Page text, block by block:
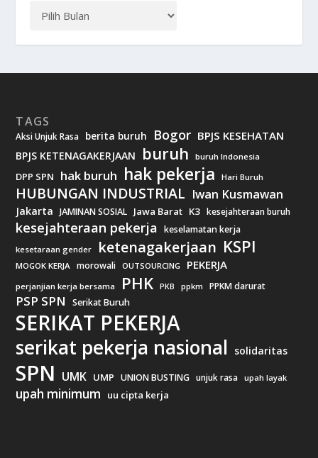
TAGS
Aksi Unjuk Rasa berita buruh Bogor BPJS KESEHATAN
BPJS KETENAGAKERJAAN buruh buruh Indonesia
DPP SPN hak buruh hak pekerja Hari Buruh
HUBUNGAN INDUSTRIAL Iwan Kusmawan
Jakarta JAMINAN SOSIAL Jawa Barat K3 kesejahteraan buruh
kesejahteraan pekerja keselamatan kerja
kesetaraan gender ketenagakerjaan KSPI
MOGOK KERJA morowali OUTSOURCING PEKERJA
perjanjian kerja bersama PHK PKB ppkm PPKM darurat
PSP SPN Serikat Buruh
SERIKAT PEKERJA
serikat pekerja nasional solidaritas
SPN UMK UMP UNION BUSTING unjuk rasa upah layak
upah minimum uu cipta kerja